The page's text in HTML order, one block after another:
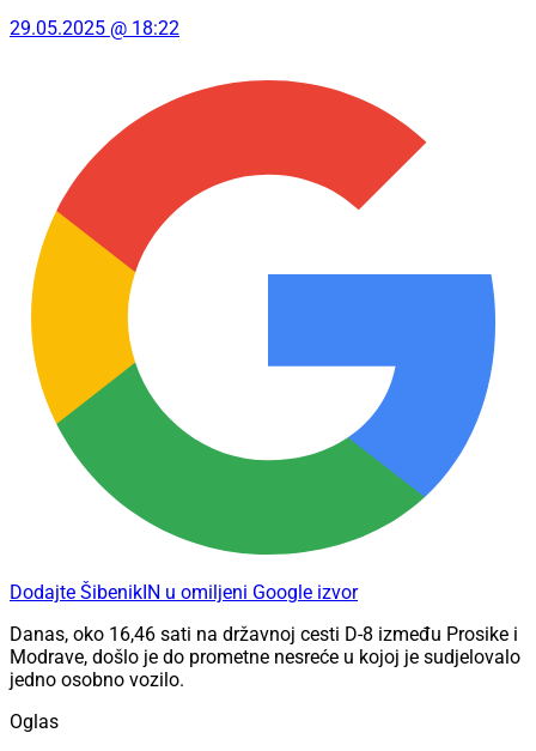
29.05.2025 @ 18:22
Dodajte ŠibenikIN u omiljeni Google izvor
Danas, oko 16,46 sati na državnoj cesti D-8 između Prosike i
Modrave, došlo je do prometne nesreće u kojoj je sudjelovalo
jedno osobno vozilo.
Oglas